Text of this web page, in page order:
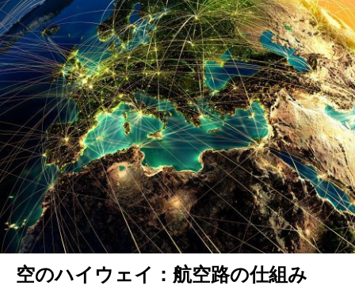
空のハイウェイ：航空路の仕組み